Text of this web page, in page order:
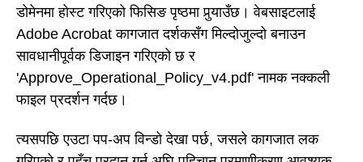
डोमेनमा होस्ट गरिएको फिसिङ पृष्ठमा पुर्‍याउँछ। वेबसाइटलाई
Adobe Acrobat कागजात दर्शकसँग मिल्दोजुल्दो बनाउन
सावधानीपूर्वक डिजाइन गरिएको छ र
'Approve_Operational_Policy_v4.pdf' नामक नक्कली
फाइल प्रदर्शन गर्दछ।
त्यसपछि एउटा पप-अप विन्डो देखा पर्छ, जसले कागजात लक